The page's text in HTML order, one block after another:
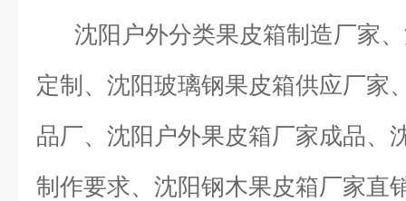
沈阳户外分类果皮箱制造厂家、
定制、沈阳玻璃钢果皮箱供应厂家
品厂、沈阳户外果皮箱厂家成品、
制作要求、沈阳钢木果皮箱厂家直